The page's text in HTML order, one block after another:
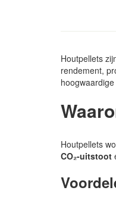
Houtpellets
rendement,
Houtpellets
CO₂-uitstoot